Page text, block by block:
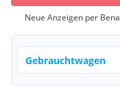
Neue Anzeigen per